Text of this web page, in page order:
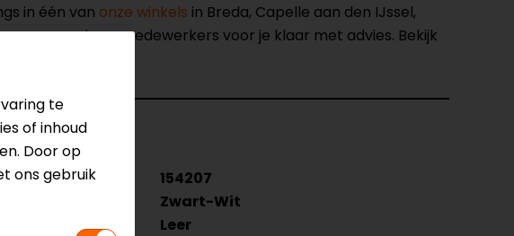
in één van onze winkels in Breda, Capelle aan den IJssel,
onze verkoopmedewerkers voor je klaar met advies. Bekijk
Model
154207
Zwart-Wit
Leer
te
of inhoud
Door op
ons gebruik